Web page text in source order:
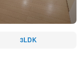
3LDK